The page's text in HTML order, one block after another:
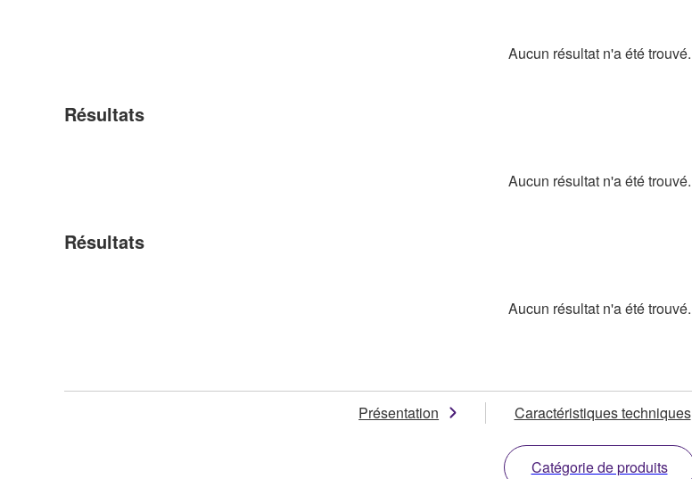
Aucun résultat n'a été trouvé.
Résultats
Aucun résultat n'a été trouvé.
Résultats
Aucun résultat n'a été trouvé.
Présentation Caractéristiques techniques
Catégorie de produits